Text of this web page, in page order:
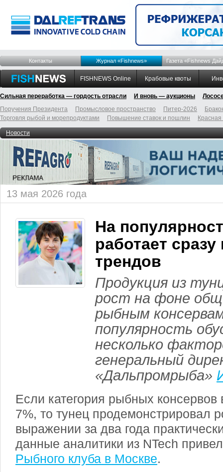
Контакты Журнал «Fishnews» Газета «Fishnews
FISHNEWS Online Крабовые квоты
Сильная переработка — гордость отрасли И вновь — аукционы
Поручения Президента
Промысловое пространство Питер-2026
Торговля рыбой и морепродуктами
Повышение ставок и пошлин
Новости
13 мая 2026 года
На
работает сразу
трендов
Продукция из
рост на фоне
рыбным
популярность
несколько
генеральный
«Дальпромрыба»
Если категория рыбных
7%, то тунец продемонстрировал
выражении за два года
данные аналитики из NTech
Рыбного клуба в Москве.